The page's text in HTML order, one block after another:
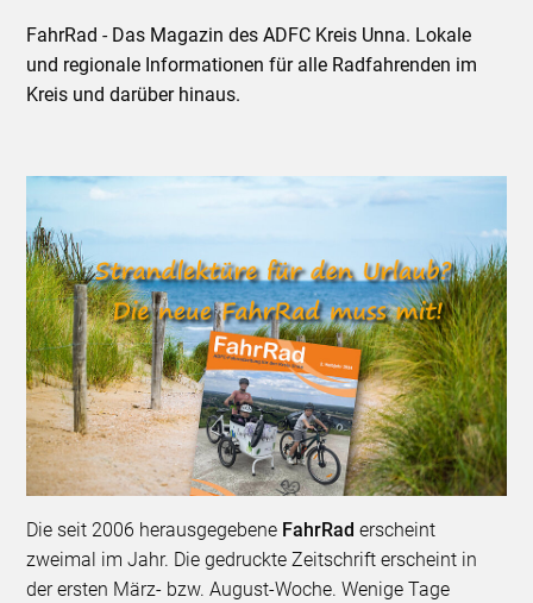
FahrRad - Das Magazin des ADFC Kreis Unna. Lokale
und regionale Informationen für alle Radfahrenden im
Kreis und darüber hinaus.
Die seit 2006 herausgegebene FahrRad erscheint
zweimal im Jahr. Die gedruckte Zeitschrift erscheint in
der ersten März- bzw. August-Woche. Wenige Tage